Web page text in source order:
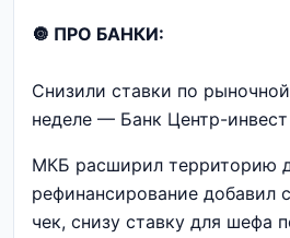
🔘 ПРО БАНКИ:
Снизили ставки по
неделе — Банк Центр-инвест
МКБ расширил территорию
рефинансирование добавил
чек, снизу ставку для шефа